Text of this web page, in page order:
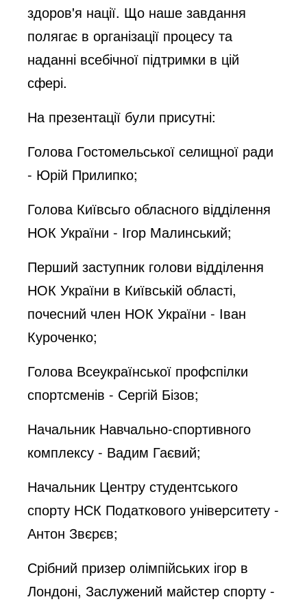
здоров'я нації. Що наше завдання
полягає в організації процесу та
наданні всебічної підтримки в цій
сфері.
На презентації були присутні:
Голова Гостомельської селищної ради
- Юрій Прилипко;
Голова Київсьго обласного відділення
НОК України - Ігор Малинський;
Перший заступник голови відділення
НОК України в Київській області,
почесний член НОК України - Іван
Куроченко;
Голова Всеукраїнської профспілки
спортсменів - Сергій Бізов;
Начальник Навчально-спортивного
комплексу - Вадим Гаєвий;
Начальник Центру студентського
спорту НСК Податкового університету -
Антон Звєрєв;
Срібний призер олімпійських ігор в
Лондоні, Заслужений майстер спорту -